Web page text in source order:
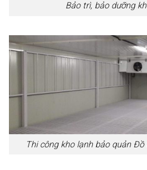
Bảo trì, bảo dưỡng
Thi công kho lạnh bảo quản